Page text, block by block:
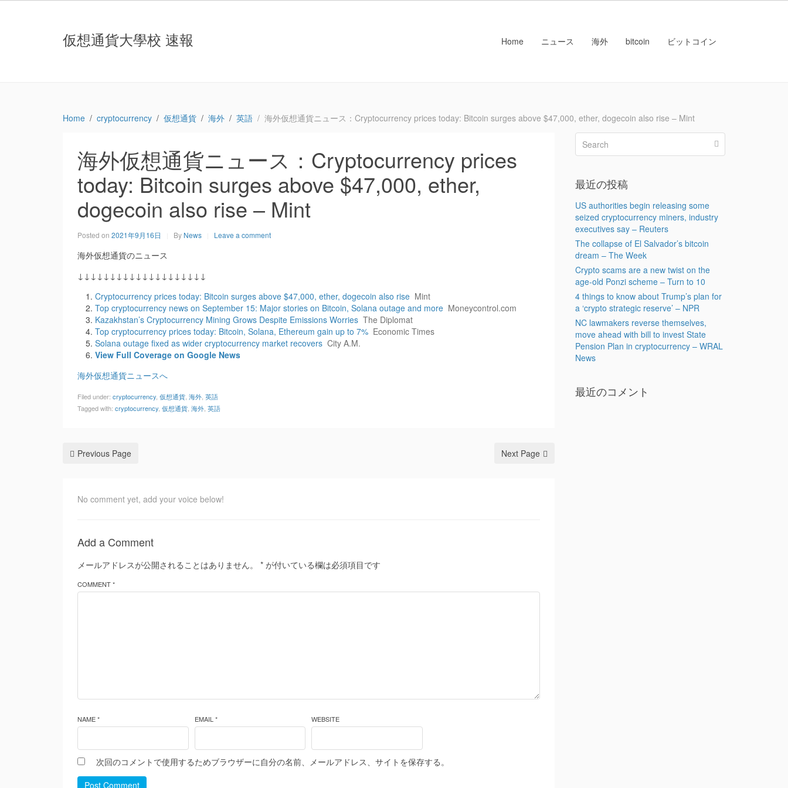
仮想通貨大學校 速報 Home ニュース 海外 bitcoin ビットコイン
Home cryptocurrency 仮想通貨 海外 英語 海外仮想通貨ニュース：Cryptocurrency prices today: Bitcoin surges above $47,000, ether, dogecoin also rise – Mint
海外仮想通貨ニュース：Cryptocurrency prices
today: Bitcoin surges above $47,000, ether,
dogecoin also rise – Mint
Posted on 2021年9月16日 By News Leave a comment
海外仮想通貨のニュース
↓↓↓↓↓↓↓↓↓↓↓↓↓↓↓↓↓↓↓↓
Cryptocurrency prices today: Bitcoin surges above $47,000, ether, dogecoin also rise Mint
Top cryptocurrency news on September 15: Major stories on Bitcoin, Solana outage and more Moneycontrol.com
Kazakhstan’s Cryptocurrency Mining Grows Despite Emissions Worries The Diplomat
Top cryptocurrency prices today: Bitcoin, Solana, Ethereum gain up to 7% Economic Times
Solana outage fixed as wider cryptocurrency market recovers City A.M.
View Full Coverage on Google News
海外仮想通貨ニュースへ
Filed under: cryptocurrency 仮想通貨 海外 英語
Tagged with: cryptocurrency 仮想通貨 海外 英語
Previous Page Next Page
No comment yet, add your voice below!
Add a Comment
メールアドレスが公開されることはありません。 * が付いている欄は必須項目です
COMMENT *
NAME * EMAIL * WEBSITE
次回のコメントで使用するためブラウザーに自分の名前、メールアドレス、サイトを保存する。
Post Comment
最近の投稿
US authorities begin releasing some
seized cryptocurrency miners, industry
executives say – Reuters
The collapse of El Salvador’s bitcoin
dream – The Week
Crypto scams are a new twist on the
age-old Ponzi scheme – Turn to 10
4 things to know about Trump’s plan for
a ‘crypto strategic reserve’ – NPR
NC lawmakers reverse themselves,
move ahead with bill to invest State
Pension Plan in cryptocurrency – WRAL
News
最近のコメント